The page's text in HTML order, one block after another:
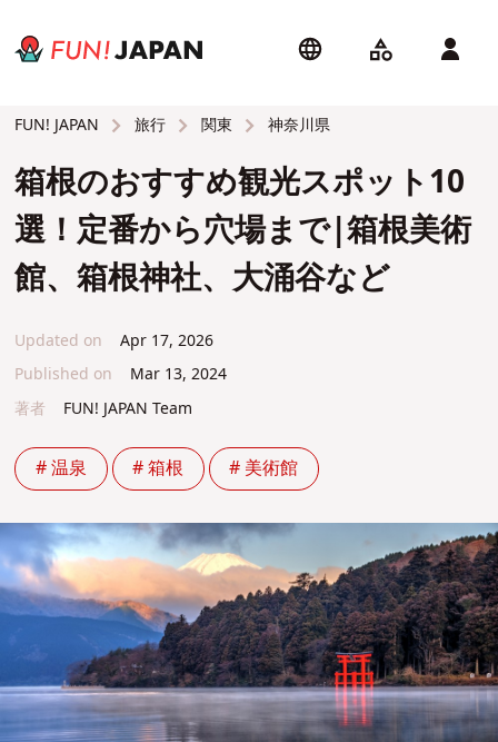
FUN! JAPAN 旅行 関東 神奈川県
箱根のおすすめ観光スポット10
選！定番から穴場まで|箱根美術
館、箱根神社、大涌谷など
Updated on
Apr 17, 2026
Published on
Mar 13, 2024
著者
FUN! JAPAN Team
# 温泉 # 箱根 # 美術館